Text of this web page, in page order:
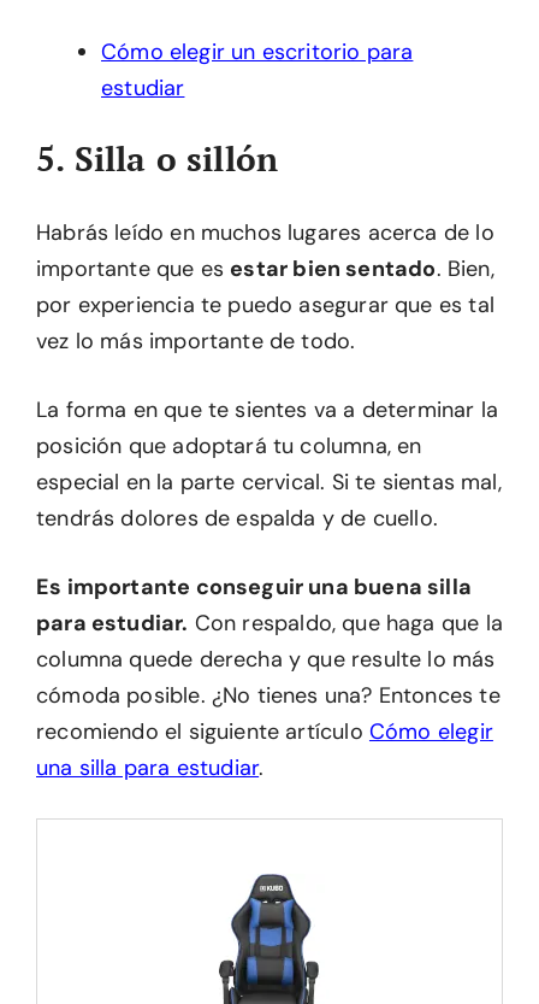
Cómo elegir un escritorio para
estudiar
5. Silla o sillón
Habrás leído en muchos lugares acerca de lo
importante que es estar bien sentado. Bien,
por experiencia te puedo asegurar que es tal
vez lo más importante de todo.
La forma en que te sientes va a determinar la
posición que adoptará tu columna, en
especial en la parte cervical. Si te sientas mal,
tendrás dolores de espalda y de cuello.
Es importante conseguir una buena silla
para estudiar. Con respaldo, que haga que la
columna quede derecha y que resulte lo más
cómoda posible. ¿No tienes una? Entonces te
recomiendo el siguiente artículo Cómo elegir
una silla para estudiar.